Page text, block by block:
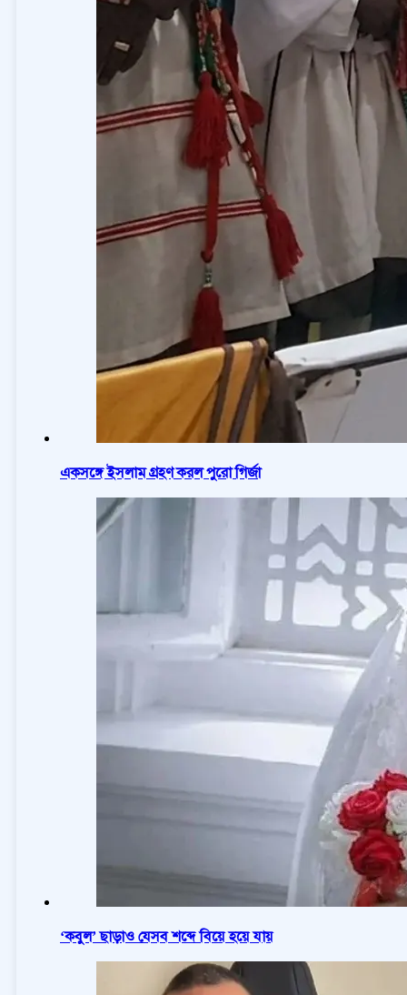
একসঙ্গে ইসলাম গ্রহণ করল পুরো গির্জা
‘কবুল’ ছাড়াও যেসব শব্দে বিয়ে হয়ে যায়